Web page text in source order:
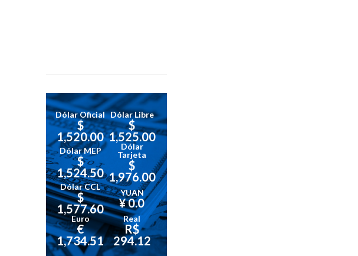
Dólar Oficial
$
1,520.00
Dólar Libre
$
1,525.00
Dólar MEP
$
1,524.50
Dólar
Tarjeta
$
1,976.00
Dólar CCL
$
1,577.60
YUAN
¥ 0.0
Euro
€
1,734.51
Real
R$
294.12